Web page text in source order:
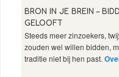
BRON IN JE BREIN –
GELOOFT
Steeds meer zinzoekers,
zouden wel willen bidden,
traditie niet bij hen past.